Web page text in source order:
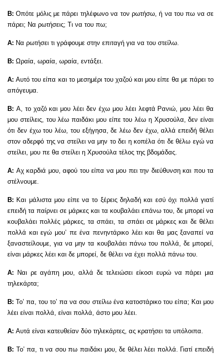
Β: Οπότε μόλις με πάρει τηλέφωνο να τον ρωτήσω, ή να του πω να σε
πάρει; Να ρωτήσεις; Τι να του πω;
Α: Να ρωτήσει τι γράφουμε στην επιταγή για να του στείλω.
Β: Ωραία, ωραία, ωραία, εντάξει.
Α: Αυτό του είπα και το μεσημέρι του χαζού και μου είπε θα με πάρει το
απόγευμα.
Β: Α, το χαζό και μου λέει δεν έχω μου λέει λεφτά Ρανιώ, μου λέει θα
μου στείλεις, του λέω παιδάκι μου είπε του λέω η Χρυσούλα, δεν είναι
ότι δεν έχω του λέω, του εξήγησα, δε λέω δεν έχω, αλλά επειδή θέλει
στον αδερφό της να στείλει να μην το δει η κοπέλα ότι δε θέλω εγώ να
στείλει, μου πε θα στείλει η Χρυσούλα τέλος της βδομάδας.
Α: Αχ καρδιά μου, αφού του είπα να μου πει την διεύθυνση και που τα
στέλνουμε.
Β: Και μάλιστα μου είπε να το ξέρεις δηλαδή και εσύ όχι πολλά γιατί
επειδή τα παίρνει σε μάρκες και τα κουβαλάει επάνω του, δε μπορεί να
κουβαλάει πολλές μάρκες, τα σπάει, τα σπάει σε μάρκες και δε θέλει
πολλά και εγώ μου’ πε ένα πενηντάρικο λέει και θα μας ξαναπεί να
ξαναστείλουμε, για να μην τα κουβαλάει πάνω του πολλά, δε μπορεί,
είναι μάρκες λέει και δε μπορεί, δε θέλει να έχει πολλά πάνω του.
Α: Ναι ρε αγάπη μου, αλλά δε τελειώσει είκοσι ευρώ να πάρει μια
τηλεκάρτα;
Β: Το’ πα, του το’ πα να σου στείλω ένα κατοστάρικο του είπα; Και μου
λέει είναι πολλά, είναι πολλά, άστο μου λέει.
Α: Αυτά είναι κατευθείαν δύο τηλεκάρτες, ας κρατήσει τα υπόλοιπα.
Β: Το’ πα, τι να σου πω παιδάκι μου, δε θέλει λέει πολλά. Γιατί επειδή